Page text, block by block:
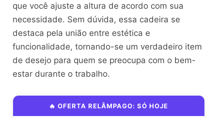
que você ajuste a altura de acordo com sua
necessidade. Sem dúvida, essa cadeira se
destaca pela união entre estética e
funcionalidade, tornando-se um verdadeiro item
de desejo para quem se preocupa com o bem-
estar durante o trabalho.
🔥 OFERTA RELÂMPAGO: SÓ HOJE